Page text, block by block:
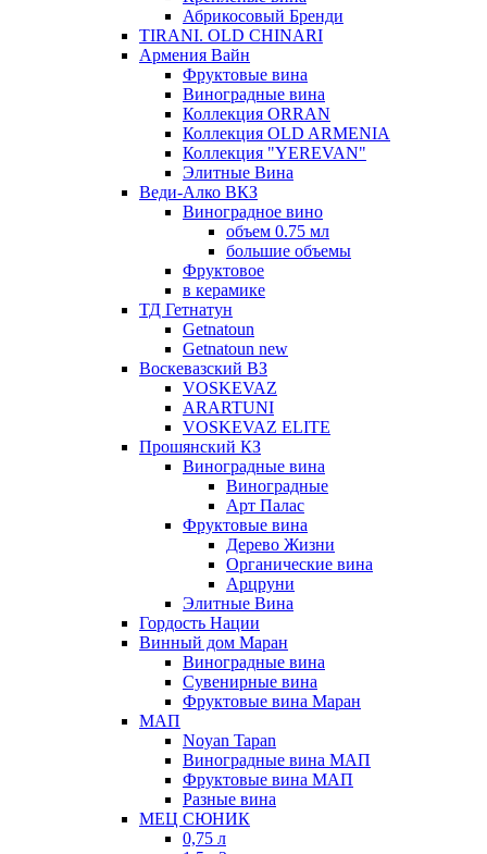
Абрикосовый Бренди
TIRANI. OLD CHINARI
Армения Вайн
Фруктовые вина
Виноградные вина
Коллекция ORRAN
Коллекция OLD ARMENIA
Коллекция "YEREVAN"
Элитные Вина
Веди-Алко ВКЗ
Виноградное вино
объем 0.75 мл
большие объемы
Фруктовое
в керамике
ТД Гетнатун
Getnatoun
Getnatoun new
Воскевазский ВЗ
VOSKEVAZ
ARARTUNI
VOSKEVAZ ELITE
Прошянский КЗ
Виноградные вина
Виноградные
Арт Палас
Фруктовые вина
Дерево Жизни
Органические вина
Арцруни
Элитные Вина
Гордость Нации
Винный дом Маран
Виноградные вина
Сувенирные вина
Фруктовые вина Маран
МАП
Noyan Tapan
Виноградные вина МАП
Фруктовые вина МАП
Разные вина
МЕЦ СЮНИК
0,75 л